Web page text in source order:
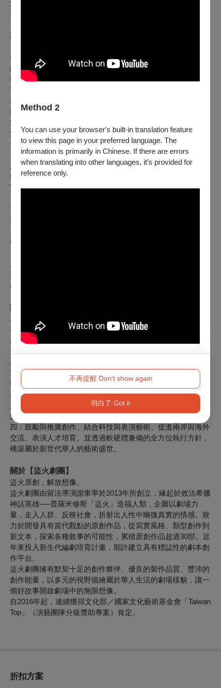
Method 2
You can use your browser's built-in translation feature
to view this page in your preferred language. The
information is primarily in Chinese. If there are errors
when translating into other languages, it’s provided for
reference only.
不再提醒 Don't show again
明白了 Got it
燈光設計｜藍靖婷
影像設計｜范 球
妝髮設計｜鍾其甫
音場設計｜鍾 仰
現場混音｜鍾 仰
編曲協力｜李俊彥、許至權、廖維中
製 譜｜張愷玲
導演助理｜葉蒨蓉、林劭容
舞蹈排助｜陳薏如
舞台監督｜潘姵君
舞台技術指導｜呂 中
燈光技術指導｜唐敬雅
音效執行｜楊詠翔
服裝管理｜游恩揚
服裝設計助理｜陳亦婷
執行製作｜蕭合萱
宣傳行銷｜黃萱軒
宣傳照拍攝
攝影／平面設計｜58kg
梳化｜鍾其甫、陳佑哲
主辦單位｜廣藝基金會、盜火劇團
贊助單位｜廣達電腦、國藝會
產學合作單位｜東南科技大學表演藝術系
承傳統 啟新意
基於對於文化、藝術乃至於整體社會的關懷，2010年「廣達電
腦公司」林百里董事長邀集台灣表演藝術界知名人士組成董事
會，以表演藝術為推廣主軸，成立「廣藝基金會」。現任董事
為丁曉菁、王孟超、林懷民、林谷芳、陳文茜、辜懷群，歷任
董事有朱宗慶、賴聲川、胡乃元、吳興國、劉岠渭，並由楊忠
衡擔任執行長。
表演藝術的橋樑，創造華人世界數位表演藝術交流的樞紐
廣藝基金會以成為「台灣原創表演作品培力基地」自許，承襲
悠久文化傳統，打造優質的表演藝術發展環境。核心策略有
四：鼓勵與推廣創作、結合科技與表演藝術、促進兩岸與海外
交流、表演人才培育。並透過軟硬體兼備的全方位執行方針，
構築屬於新世代華人的藝術盛世。
關於【盜火劇團】
盜火原創，解放想像。
盜火劇團由留法導演謝東寧於2013年所創立，緣起於效法希臘
神話英雄──普羅米修斯「盜火」造福人類，企圖以劇場力
量，走入人群、反映社會，折射出人性中幽微真實的情感。致
力於開發具有當代觀點的原創作品，從寫實風格、類型創作到
新文本，探索各種敘事的可能性，累積原創作品超過30部。近
年來投入新生代編劇培育計畫，期許建立具有標誌性的劇本創
作平台。
盜火劇團擁有默契十足的創作夥伴、優良的製作品質、豐沛的
創作能量，以多元的視野描繪屬於華人生活的劇場樣貌，讓一
個好故事開啟劇場中的無限想像。
自2016年起，連續獲得文化部／國家文化藝術基金會「Taiwan
Top」（演藝團隊分級獎助專案）肯定。
折扣方案